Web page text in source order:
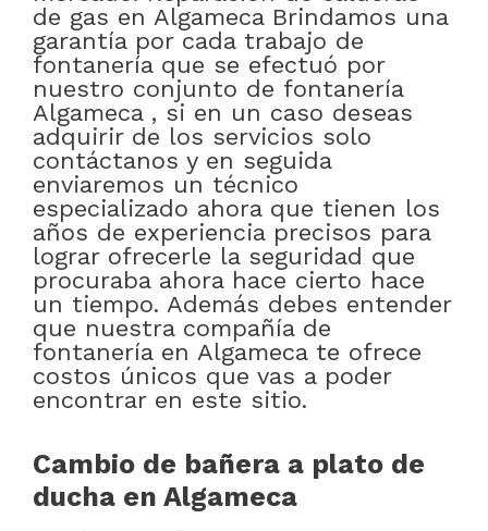
de gas en Algameca Brindamos una
garantía por cada trabajo de
fontanería que se efectuó por
nuestro conjunto de fontanería
Algameca , si en un caso deseas
adquirir de los servicios solo
contáctanos y en seguida
enviaremos un técnico
especializado ahora que tienen los
años de experiencia precisos para
lograr ofrecerle la seguridad que
procuraba ahora hace cierto hace
un tiempo. Además debes entender
que nuestra compañía de
fontanería en Algameca te ofrece
costos únicos que vas a poder
encontrar en este sitio.
Cambio de bañera a plato de
ducha en Algameca